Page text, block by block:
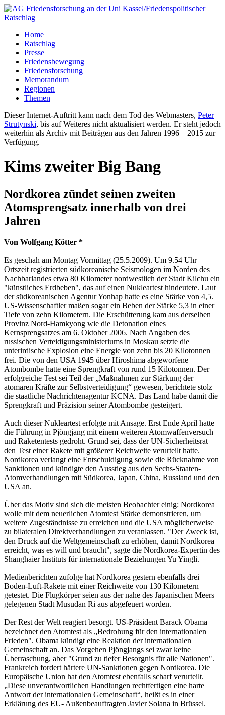
Home
Ratschlag
Presse
Friedensbewegung
Friedensforschung
Memorandum
Regionen
Themen
Dieser Internet-Auftritt kann nach dem Tod des Webmasters, Peter
Strutynski, bis auf Weiteres nicht aktualisiert werden. Er steht jedoch
weiterhin als Archiv mit Beiträgen aus den Jahren 1996 – 2015 zur
Verfügung.
Kims zweiter Big Bang
Nordkorea zündet seinen zweiten
Atomsprengsatz innerhalb von drei
Jahren
Von Wolfgang Kötter *
Es geschah am Montag Vormittag (25.5.2009). Um 9.54 Uhr
Ortszeit registrierten südkoreanische Seismologen im Norden des
Nachbarlandes etwa 80 Kilometer nordwestlich der Stadt Kilchu ein
"künstliches Erdbeben", das auf einen Nukleartest hindeutete. Laut
der südkoreanischen Agentur Yonhap hatte es eine Stärke von 4,5.
US-Wissenschaftler maßen sogar ein Beben der Stärke 5,3 in einer
Tiefe von zehn Kilometern. Die Erschütterung kam aus derselben
Provinz Nord-Hamkyong wie die Detonation eines
Kernsprengsatzes am 6. Oktober 2006. Nach Angaben des
russischen Verteidigungsministeriums in Moskau setzte die
unterirdische Explosion eine Energie von zehn bis 20 Kilotonnen
frei. Die von den USA 1945 über Hiroshima abgeworfene
Atombombe hatte eine Sprengkraft von rund 15 Kilotonnen. Der
erfolgreiche Test sei Teil der „Maßnahmen zur Stärkung der
atomaren Kräfte zur Selbstverteidigung“ gewesen, berichtete stolz
die staatliche Nachrichtenagentur KCNA. Das Land habe damit die
Sprengkraft und Präzision seiner Atombombe gesteigert.
Auch dieser Nukleartest erfolgte mit Ansage. Erst Ende April hatte
die Führung in Pjöngjang mit einem weiteren Atomwaffenversuch
und Raketentests gedroht. Grund sei, dass der UN-Sicherheitsrat
den Test einer Rakete mit größerer Reichweite verurteilt hatte.
Nordkorea verlangt eine Entschuldigung sowie die Rücknahme von
Sanktionen und kündigte den Ausstieg aus den Sechs-Staaten-
Atomverhandlungen mit Südkorea, Japan, China, Russland und den
USA an.
Über das Motiv sind sich die meisten Beobachter einig: Nordkorea
wolle mit dem neuerlichen Atomtest Stärke demonstrieren, um
weitere Zugeständnisse zu erreichen und die USA möglicherweise
zu bilateralen Direktverhandlungen zu veranlassen. "Der Zweck ist,
den Druck auf die Weltgemeinschaft zu erhöhen, damit Nordkorea
erreicht, was es will und braucht", sagte die Nordkorea-Expertin des
Shanghaier Instituts für internationale Beziehungen Yu Yingli.
Medienberichten zufolge hat Nordkorea gestern ebenfalls drei
Boden-Luft-Rakete mit einer Reichweite von 130 Kilometern
getestet. Die Flugkörper seien aus der nahe des Japanischen Meers
gelegenen Stadt Musudan Ri aus abgefeuert worden.
Der Rest der Welt reagiert besorgt. US-Präsident Barack Obama
bezeichnet den Atomtest als „Bedrohung für den internationalen
Frieden". Obama kündigt eine Reaktion der internationalen
Gemeinschaft an. Das Vorgehen Pjöngjangs sei zwar keine
Überraschung, aber "Grund zu tiefer Besorgnis für alle Nationen".
Frankreich fordert härtere UN-Sanktionen gegen Nordkorea. Die
Europäische Union hat den Atomtest ebenfalls scharf verurteilt.
„Diese unverantwortlichen Handlungen rechtfertigen eine harte
Antwort der internationalen Gemeinschaft“, heißt es in einer
Erklärung des EU- Außenbeauftragten Javier Solana in Brüssel.